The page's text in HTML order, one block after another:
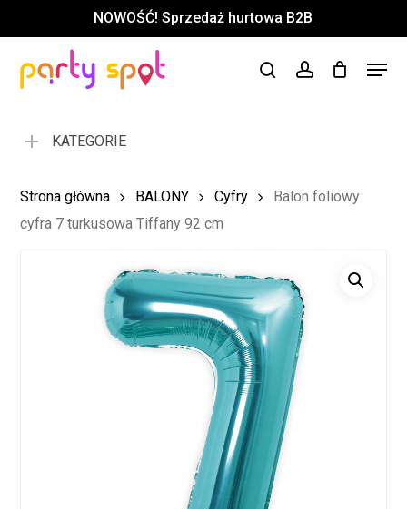
to
content
NOWOŚĆ! Sprzedaż hurtowa B2B
searchaccount
Menu
Koszyk Close
KATEGORIE
Strona główna BALONY Cyfry
Balon foliowy
cyfra 7 turkusowa Tiffany 92 cm
Menu